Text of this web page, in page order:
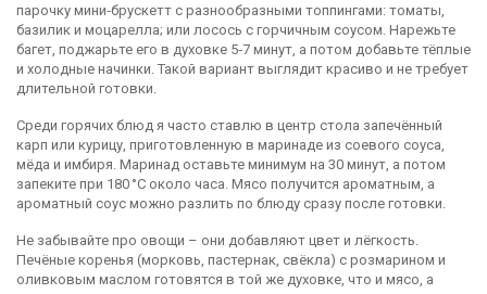
парочку мини‑брускетт с разнообразными топпингами: томаты,
базилик и моцарелла; или лосось с горчичным соусом. Нарежьте
багет, поджарьте его в духовке 5‑7 минут, а потом добавьте тёплые
и холодные начинки. Такой вариант выглядит красиво и не требует
длительной готовки.
Среди горячих блюд я часто ставлю в центр стола запечённый
карп или курицу, приготовленную в маринаде из соевого соуса,
мёда и имбиря. Маринад оставьте минимум на 30 минут, а потом
запеките при 180 °C около часа. Мясо получится ароматным, а
ароматный соус можно разлить по блюду сразу после готовки.
Не забывайте про овощи – они добавляют цвет и лёгкость.
Печёные коренья (морковь, пастернак, свёкла) с розмарином и
оливковым маслом готовятся в той же духовке, что и мясо, а